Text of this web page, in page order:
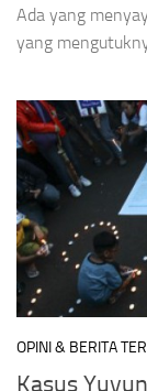
Ada yang
yang
OPINI & BERITA
Kasus